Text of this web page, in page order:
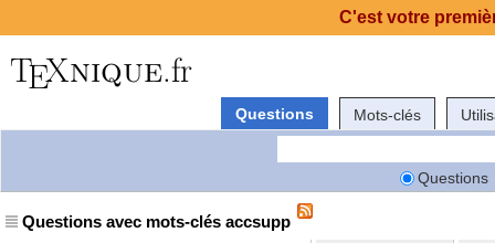
Questions Mots-clés
Questions
Questions avec mots-clés accsupp
C'est votre